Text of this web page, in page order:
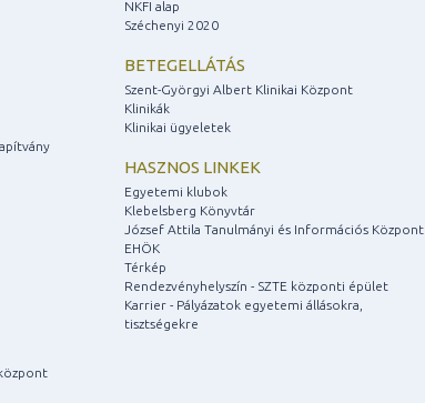
NKFI alap
Széchenyi 2020
BETEGELLÁTÁS
Szent-Györgyi Albert Klinikai Központ
Klinikák
Klinikai ügyeletek
HASZNOS LINKEK
Egyetemi klubok
Klebelsberg Könyvtár
József Attila Tanulmányi és Információs Központ
EHÖK
Térkép
Rendezvényhelyszín - SZTE központi épület
Karrier - Pályázatok egyetemi állásokra,
tisztségekre